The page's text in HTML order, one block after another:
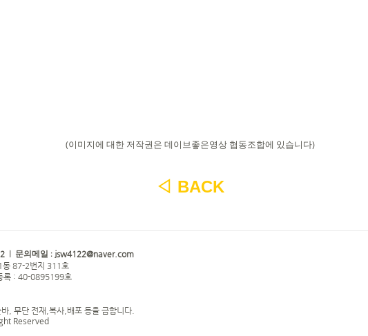
(이미지에 대한 저작권은 데이브좋은영상 협동조합에 있습니다)
◁ BACK
| 문의메일 : jsw4122@naver.com
동 87-2번지 311호
록 : 40-0895199호
, 무단 전재,복사,배포 등을 금합니다.
Reserved